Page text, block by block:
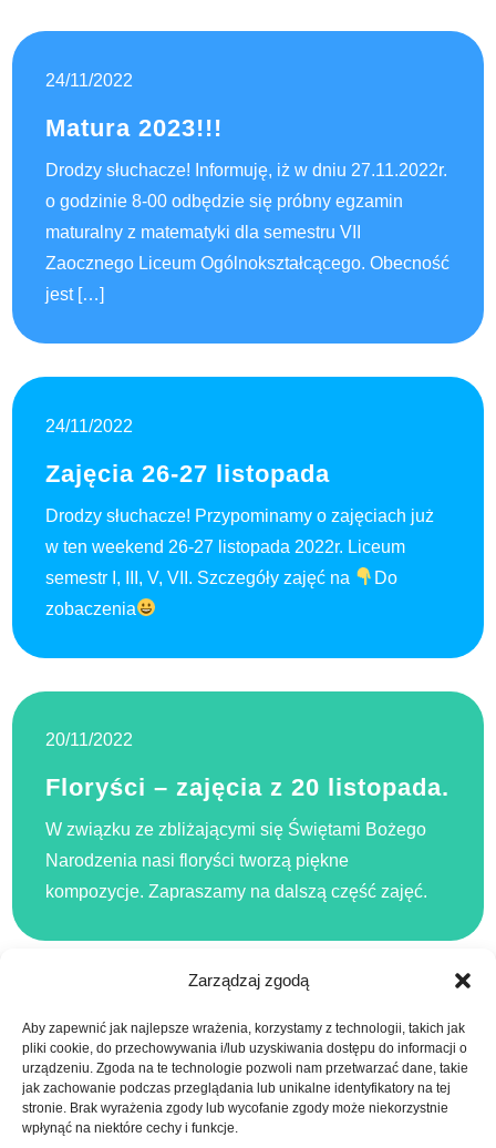
Zarządzaj zgodą
Aby zapewnić jak najlepsze wrażenia, korzystamy z technologii, takich jak
pliki cookie, do przechowywania i/lub uzyskiwania dostępu do informacji o
urządzeniu. Zgoda na te technologie pozwoli nam przetwarzać dane, takie
jak zachowanie podczas przeglądania lub unikalne identyfikatory na tej
stronie. Brak wyrażenia zgody lub wycofanie zgody może niekorzystnie
wpłynąć na niektóre cechy i funkcje.
24/11/2022
Matura 2023!!!
Drodzy słuchacze! Informuję, iż w dniu 27.11.2022r.
o godzinie 8-00 odbędzie się próbny egzamin
maturalny z matematyki dla semestru VII
Zaocznego Liceum Ogólnokształcącego. Obecność
jest […]
24/11/2022
Zajęcia 26-27 listopada
Drodzy słuchacze! Przypominamy o zajęciach już
w ten weekend 26-27 listopada 2022r. Liceum
semestr I, III, V, VII. Szczegóły zajęć na
Do
zobaczenia
20/11/2022
Floryści – zajęcia z 20 listopada.
W związku ze zbliżającymi się Świętami Bożego
Narodzenia nasi floryści tworzą piękne
kompozycje. Zapraszamy na dalszą część zajęć.
Nawigacja
po
Starsze wpisy
Nowsze wpisy